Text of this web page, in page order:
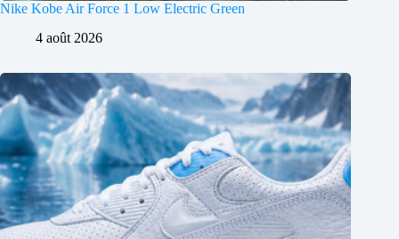
Nike Kobe Air Force 1 Low Electric Green
4 août 2026